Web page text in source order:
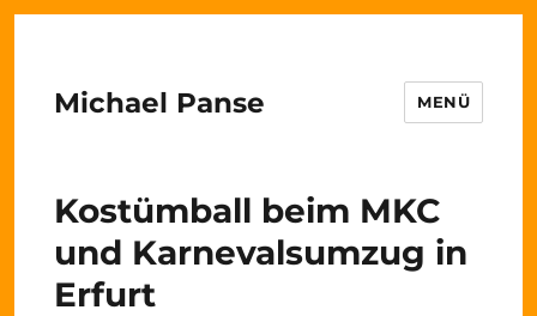
Michael Panse MENÜ
Kostümball beim MKC
und Karnevalsumzug in
Erfurt